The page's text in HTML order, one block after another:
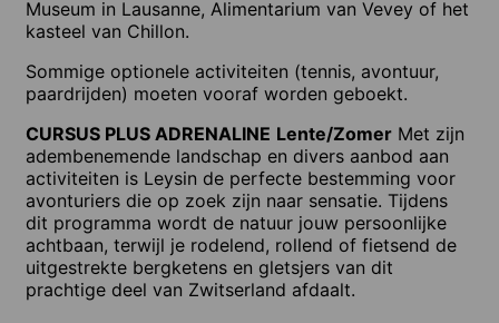
Museum in Lausanne, Alimentarium van Vevey of het
kasteel van Chillon.
Sommige optionele activiteiten (tennis, avontuur,
paardrijden) moeten vooraf worden geboekt.
CURSUS PLUS ADRENALINE Lente/Zomer Met zijn
adembenemende landschap en divers aanbod aan
activiteiten is Leysin de perfecte bestemming voor
avonturiers die op zoek zijn naar sensatie. Tijdens
dit programma wordt de natuur jouw persoonlijke
achtbaan, terwijl je rodelend, rollend of fietsend de
uitgestrekte bergketens en gletsjers van dit
prachtige deel van Zwitserland afdaalt.